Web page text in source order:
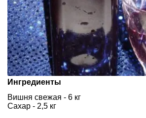
Ингредиенты
Вишня свежая - 6 кг
Сахар - 2,5 кг